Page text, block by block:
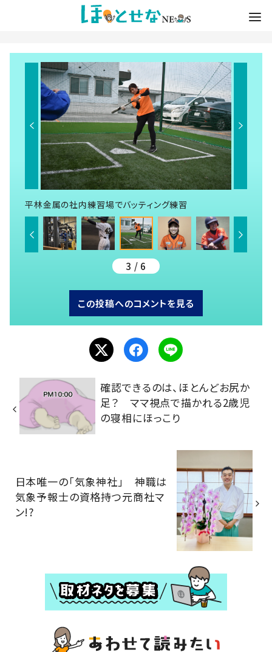
平林金属の社内練習場でバッティング練習
3 / 6
この投稿へのコメントを見る
確認できるのは、ほとんどお尻か
足？ ママ視点で描かれる2歳児
の寝相にほっこり
日本唯一の「気象神社」 神職は
気象予報士の資格持つ元商社マ
ン!?